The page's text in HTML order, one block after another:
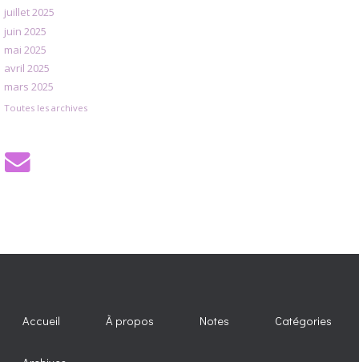
juillet 2025
juin 2025
mai 2025
avril 2025
mars 2025
Toutes les archives
Accueil À propos Notes Catégories